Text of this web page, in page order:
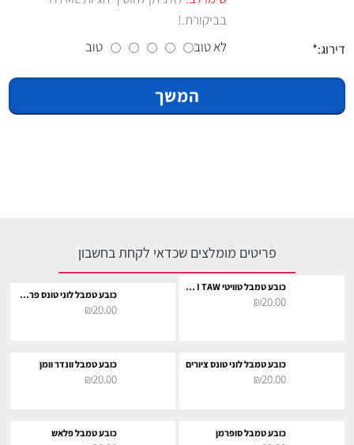
בביקורת.!
דירוג:
לא טוב טוב
המשך
פריטים מומלצים שכדאי לקחת בחשבון
כובע טמבל טוויטי I TAWT I TAW
₪20.00 כובע טמבל לוני טונס פרצופים
₪20.00
כובע טמבל לוני טונס ציורים
₪20.00
כובע טמבל וונדר וומן
₪20.00
כובע טמבל סופרמן כובע טמבל פלאש